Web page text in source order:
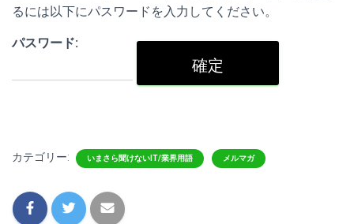
るには以下にパスワードを入力してください。
パスワード:
カテゴリー: いまさら聞けないIT/業界用語 メルマガ